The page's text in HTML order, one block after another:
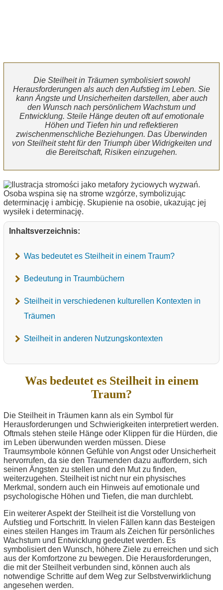
Die Steilheit in Träumen symbolisiert sowohl
Herausforderungen als auch den Aufstieg im Leben. Sie
kann Ängste und Unsicherheiten darstellen, aber auch
den Wunsch nach persönlichem Wachstum und
Entwicklung. Steile Hänge deuten oft auf emotionale
Höhen und Tiefen hin und reflektieren
zwischenmenschliche Beziehungen. Das Überwinden
von Steilheit steht für den Triumph über Widrigkeiten und
die Bereitschaft, Risiken einzugehen.
Inhaltsverzeichnis:
Was bedeutet es Steilheit in einem Traum?
Bedeutung in Traumbüchern
Steilheit in verschiedenen kulturellen Kontexten in
Träumen
Steilheit in anderen Nutzungskontexten
Was bedeutet es Steilheit in einem
Traum?
Die Steilheit in Träumen kann als ein Symbol für
Herausforderungen und Schwierigkeiten interpretiert werden.
Oftmals stehen steile Hänge oder Klippen für die Hürden, die
im Leben überwunden werden müssen. Diese
Traumsymbole können Gefühle von Angst oder Unsicherheit
hervorrufen, da sie den Traumenden dazu auffordern, sich
seinen Ängsten zu stellen und den Mut zu finden,
weiterzugehen. Steilheit ist nicht nur ein physisches
Merkmal, sondern auch ein Hinweis auf emotionale und
psychologische Höhen und Tiefen, die man durchlebt.
Ein weiterer Aspekt der Steilheit ist die Vorstellung von
Aufstieg und Fortschritt. In vielen Fällen kann das Besteigen
eines steilen Hanges im Traum als Zeichen für persönliches
Wachstum und Entwicklung gedeutet werden. Es
symbolisiert den Wunsch, höhere Ziele zu erreichen und sich
aus der Komfortzone zu bewegen. Die Herausforderungen,
die mit der Steilheit verbunden sind, können auch als
notwendige Schritte auf dem Weg zur Selbstverwirklichung
angesehen werden.